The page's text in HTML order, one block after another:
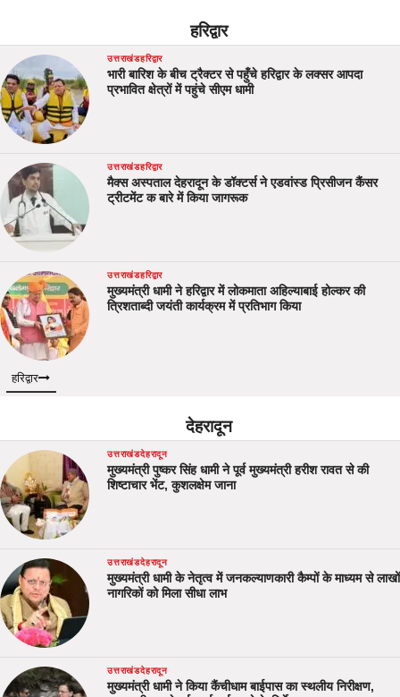
हरिद्वार
उत्तराखंडहरिद्वार
भारी बारिश के बीच ट्रैक्टर से पहुँचे हरिद्वार के लक्सर आपदा
प्रभावित क्षेत्रों में पहुंचे सीएम धामी
उत्तराखंडहरिद्वार
मैक्स अस्पताल देहरादून के डॉक्टर्स ने एडवांस्ड प्रिसीजन कैंसर
ट्रीटमेंट क बारे में किया जागरूक
उत्तराखंडहरिद्वार
मुख्यमंत्री धामी ने हरिद्वार में लोकमाता अहिल्याबाई होल्कर की
त्रिशताब्दी जयंती कार्यक्रम में प्रतिभाग किया
हरिद्वार
देहरादून
उत्तराखंडदेहरादून
मुख्यमंत्री पुष्कर सिंह धामी ने पूर्व मुख्यमंत्री हरीश रावत से की
शिष्टाचार भेंट, कुशलक्षेम जाना
उत्तराखंडदेहरादून
मुख्यमंत्री धामी के नेतृत्व में जनकल्याणकारी कैम्पों के माध्यम से लाखों
नागरिकों को मिला सीधा लाभ
उत्तराखंडदेहरादून
मुख्यमंत्री धामी ने किया कैंचीधाम बाईपास का स्थलीय निरीक्षण,